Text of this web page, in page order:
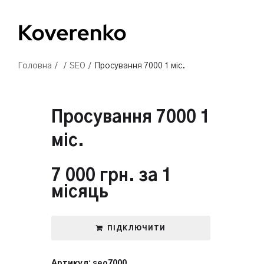
Головна / / SEO / Просування 7000 1 міс.
Просування 7000 1
міс.
7 000 грн. за 1
місяць
ПІДКЛЮЧИТИ